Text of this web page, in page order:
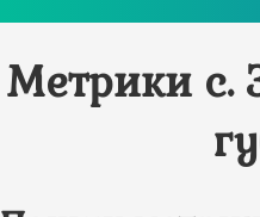
Метрики с.